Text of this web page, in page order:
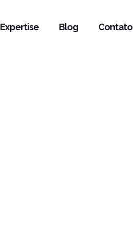
Expertise Blog Contato